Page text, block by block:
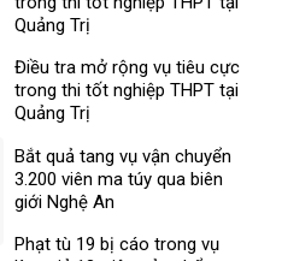
Quảng Trị
Điều tra mở rộng vụ tiêu cực
trong thi tốt nghiệp THPT tại
Quảng Trị
Bắt quả tang vụ vận chuyển
3.200 viên ma túy qua biên
giới Nghệ An
Phạt tù 19 bị cáo trong vụ